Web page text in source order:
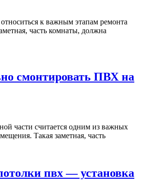
к важным этапам ремонта
часть комнаты, должна
смонтировать ПВХ на
части считается одним из важных
Такая заметная, часть
пвх — установка